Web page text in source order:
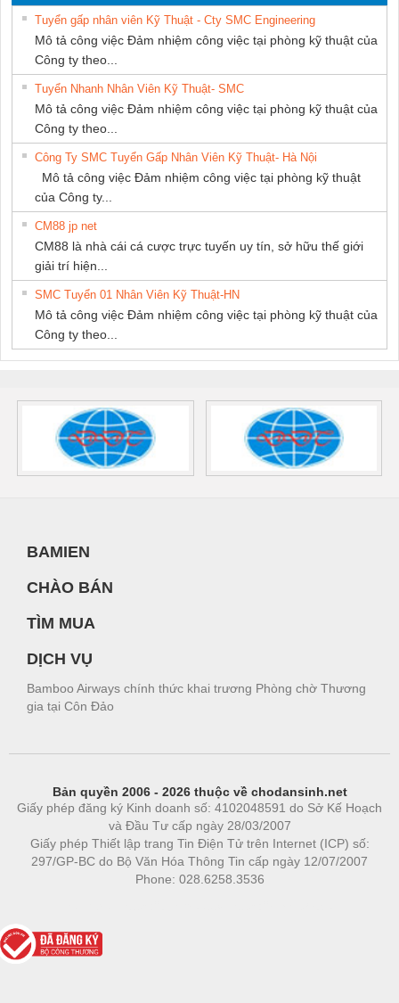
Tuyển gấp nhân viên Kỹ Thuật - Cty SMC Engineering
Mô tả công việc Đảm nhiệm công việc tại phòng kỹ thuật của
Công ty theo...
Tuyển Nhanh Nhân Viên Kỹ Thuật- SMC
Mô tả công việc Đảm nhiệm công việc tại phòng kỹ thuật của
Công ty theo...
Công Ty SMC Tuyển Gấp Nhân Viên Kỹ Thuật- Hà Nội
Mô tả công việc Đảm nhiệm công việc tại phòng kỹ thuật
của Công ty...
CM88 jp net
CM88 là nhà cái cá cược trực tuyến uy tín, sở hữu thế giới
giải trí hiện...
SMC Tuyển 01 Nhân Viên Kỹ Thuật-HN
Mô tả công việc Đảm nhiệm công việc tại phòng kỹ thuật của
Công ty theo...
BAMIEN
CHÀO BÁN
TÌM MUA
DỊCH VỤ
Bamboo Airways chính thức khai trương Phòng chờ Thương
gia tại Côn Đảo
Bản quyền 2006 - 2026 thuộc về chodansinh.net
Giấy phép đăng ký Kinh doanh số: 4102048591 do Sở Kế Hoạch
và Đầu Tư cấp ngày 28/03/2007
Giấy phép Thiết lập trang Tin Điện Tử trên Internet (ICP) số:
297/GP-BC do Bộ Văn Hóa Thông Tin cấp ngày 12/07/2007
Phone: 028.6258.3536